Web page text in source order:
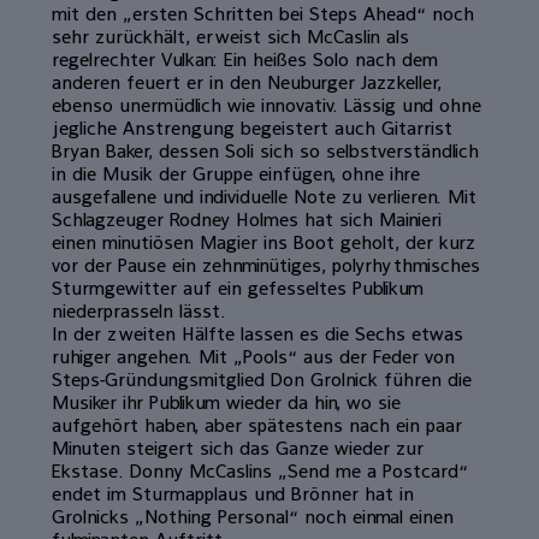
mit den „ersten Schritten bei Steps Ahead“ noch
sehr zurückhält, erweist sich McCaslin als
regelrechter Vulkan: Ein heißes Solo nach dem
anderen feuert er in den Neuburger Jazzkeller,
ebenso unermüdlich wie innovativ. Lässig und ohne
jegliche Anstrengung begeistert auch Gitarrist
Bryan Baker, dessen Soli sich so selbstverständlich
in die Musik der Gruppe einfügen, ohne ihre
ausgefallene und individuelle Note zu verlieren. Mit
Schlagzeuger Rodney Holmes hat sich Mainieri
einen minutiösen Magier ins Boot geholt, der kurz
vor der Pause ein zehnminütiges, polyrhythmisches
Sturmgewitter auf ein gefesseltes Publikum
niederprasseln lässt.
In der zweiten Hälfte lassen es die Sechs etwas
ruhiger angehen. Mit „Pools“ aus der Feder von
Steps-Gründungsmitglied Don Grolnick führen die
Musiker ihr Publikum wieder da hin, wo sie
aufgehört haben, aber spätestens nach ein paar
Minuten steigert sich das Ganze wieder zur
Ekstase. Donny McCaslins „Send me a Postcard“
endet im Sturmapplaus und Brönner hat in
Grolnicks „Nothing Personal“ noch einmal einen